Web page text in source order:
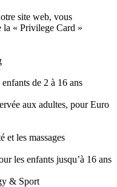
site web, vous
la « Privilege Card »
de 2 à 16 ans
aux adultes, pour Euro
et les massages
les enfants jusqu’à 16 ans
& Sport